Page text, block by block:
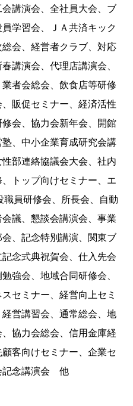
講演会、全社員大会、ブ
学習会、ＪＡ共済キック
会、経営者クラブ、対応
講演会、代理店講演会、
者会総会、飲食店等研修
販促セミナー、経済活性
会、協力会新年会、開館
、中小企業育成研究会講
部連絡協議会大会、社内
トップ向けセミナー、エ
員研修会、所長会、自動
議、懇談会講演会、事業
、記念特別講演、関東ブ
念式典祝賀会、仕入先会
強会、地域合同研修会、
セミナー、経営向上セミ
営講習会、通常総会、地
協力会総会、信用金庫経
客向けセミナー、企業セ
記念講演会 他